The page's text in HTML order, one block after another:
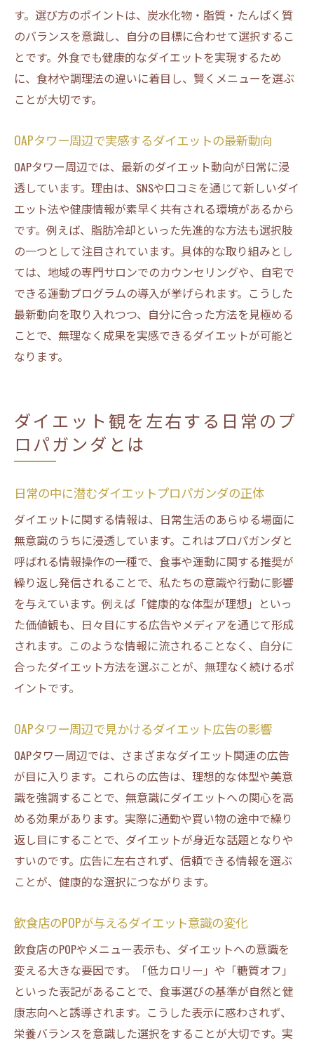
識
プロパガンダに惑わされない賢いダイエット実
践法
プロパガンダを見抜くダイエット思考の鍛
え方
続
交通アクセスを活用した運動習慣の作り方
地域の情報に左右されないダイエット術
OAPタワー周辺で実践できる健康的な工夫例
自分に合ったダイエット法を選ぶためのポ
イント
天満橋エリアで注目のダイエットメッセージを
探る
OAPタワー界隈で見かけるダイエット標語の
特徴
SNSで拡散する天満橋のダイエット話題まと
カフェのPOPが伝えるダイエットの工夫点
日常生活から拾うダイエットメッセージの
活用法
ダイエットと地域文化が交差する日常のヒント
地域文化がもたらす独自のダイエット習慣
天神祭と連動するダイエット意識の変遷
カフェ文化とダイエット実践の新たな発見
ランチタイムに感じる地域色とダイエット
地域イベント参加者のダイエット工夫例
す。選び方のポイントは、炭水化物・脂質・たんぱく質
のバランスを意識し、自分の目標に合わせて選択するこ
とです。外食でも健康的なダイエットを実現するため
に、食材や調理法の違いに着目し、賢くメニューを選ぶ
ことが大切です。
OAPタワー周辺で実感するダイエットの最新動向
OAPタワー周辺では、最新のダイエット動向が日常に浸
透しています。理由は、SNSや口コミを通じて新しいダイ
エット法や健康情報が素早く共有される環境があるから
です。例えば、脂肪冷却といった先進的な方法も選択肢
の一つとして注目されています。具体的な取り組みとし
ては、地域の専門サロンでのカウンセリングや、自宅で
できる運動プログラムの導入が挙げられます。こうした
最新動向を取り入れつつ、自分に合った方法を見極める
ことで、無理なく成果を実感できるダイエットが可能と
なります。
ダイエット観を左右する日常のプ
ロパガンダとは
日常の中に潜むダイエットプロパガンダの正体
ダイエットに関する情報は、日常生活のあらゆる場面に
無意識のうちに浸透しています。これはプロパガンダと
呼ばれる情報操作の一種で、食事や運動に関する推奨が
繰り返し発信されることで、私たちの意識や行動に影響
を与えています。例えば「健康的な体型が理想」といっ
た価値観も、日々目にする広告やメディアを通じて形成
されます。このような情報に流されることなく、自分に
合ったダイエット方法を選ぶことが、無理なく続けるポ
イントです。
OAPタワー周辺で見かけるダイエット広告の影響
OAPタワー周辺では、さまざまなダイエット関連の広告
が目に入ります。これらの広告は、理想的な体型や美意
識を強調することで、無意識にダイエットへの関心を高
める効果があります。実際に通勤や買い物の途中で繰り
返し目にすることで、ダイエットが身近な話題となりや
すいのです。広告に左右されず、信頼できる情報を選ぶ
ことが、健康的な選択につながります。
飲食店のPOPが与えるダイエット意識の変化
飲食店のPOPやメニュー表示も、ダイエットへの意識を
変える大きな要因です。「低カロリー」や「糖質オフ」
といった表記があることで、食事選びの基準が自然と健
康志向へと誘導されます。こうした表示に惑わされず、
栄養バランスを意識した選択をすることが大切です。実